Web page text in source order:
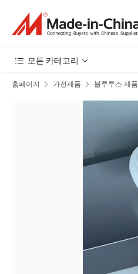
모든 카테고리
홈페이지 가전제품 블루투스 제품